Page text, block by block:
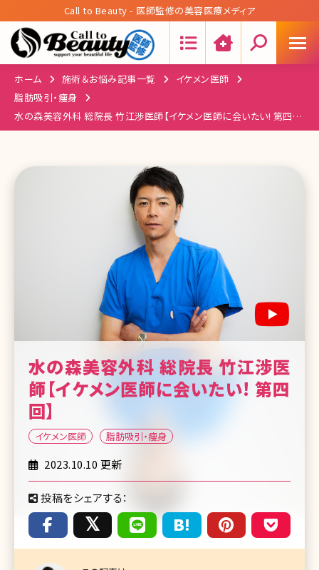
Call to Beauty - 医師監修の美容医療メディア
ホーム 施術＆お悩み記事一覧
イケメン医師
脂肪吸引・痩身
水の森美容外科 総院長 竹江渉医師【イケメン医師に会いたい! 第四
回】
水の森美容外科 総院長 竹江渉医
師【イケメン医師に会いたい! 第四
回】
イケメン医師 脂肪吸引・痩身
2023.10.10 更新
投稿をシェアする：